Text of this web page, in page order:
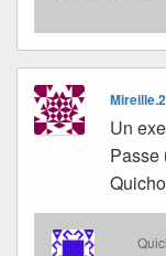
Un
Passe